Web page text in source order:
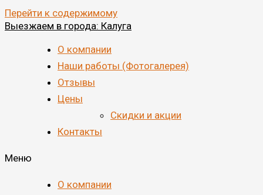
Перейти к содержимому
Выезжаем в города: Калуга
О компании
Наши работы (Фотогалерея)
Отзывы
Цены
Скидки и акции
Контакты
Меню
О компании